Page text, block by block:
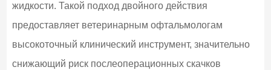
жидкости. Такой подход двойного действия
предоставляет ветеринарным офтальмологам
высокоточный клинический инструмент, значительно
снижающий риск послеоперационных скачков